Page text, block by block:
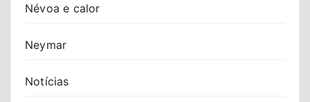
Névoa e calor
Neymar
Notícias